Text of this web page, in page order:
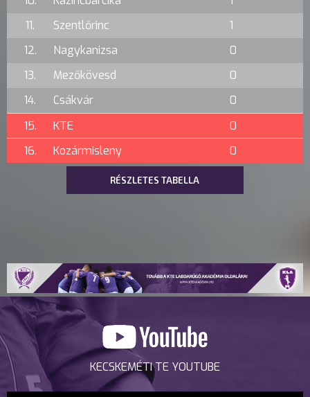
11.
Szentlőrinc
1
12.
Nagykanizsa
0
13.
Mezőkövesd
0
14.
Csákvár
0
15.
KTE
0
16.
Kozármisleny 0
RÉSZLETES TABELLA
KECSKEMÉTI TE YOUTUBE